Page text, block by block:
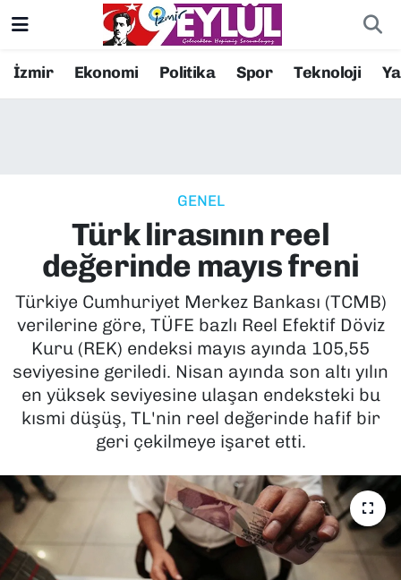
İzmir Ekonomi Politika Spor Teknoloji
GENEL
Türk lirasının reel
değerinde mayıs freni
Türkiye Cumhuriyet Merkez Bankası (TCMB)
verilerine göre, TÜFE bazlı Reel Efektif Döviz
Kuru (REK) endeksi mayıs ayında 105,55
seviyesine geriledi. Nisan ayında son altı yılın
en yüksek seviyesine ulaşan endeksteki bu
kısmi düşüş, TL'nin reel değerinde hafif bir
geri çekilmeye işaret etti.
Resmi İlanlar
EKONOMİ
KÜLTÜR SANAT
MAGAZİN
POLİTİKA
SAĞLIK
SPOR
YAŞAM
Konak Nöbetçi Eczaneler
Süper Lig Puan Durumu ve Fikstür
Tüm Manşetler
Son Dakika Haberleri
Haber Arşivi